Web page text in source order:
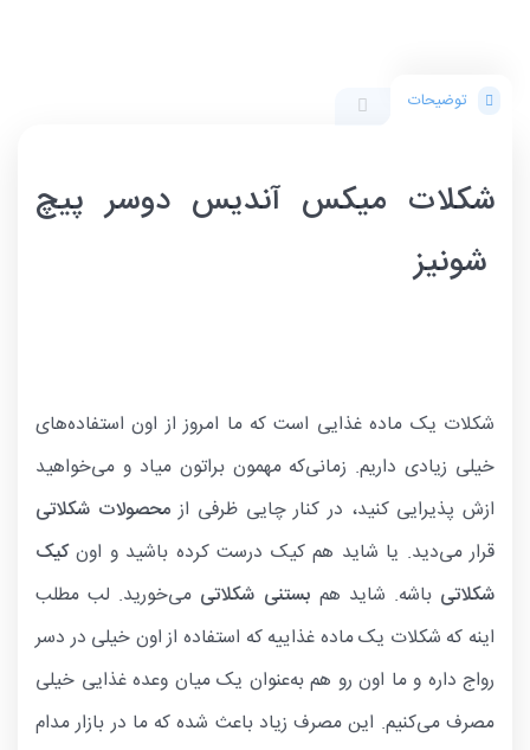
توضیحات
شکلات میکس آندیس دوسر پیچ
شونیز
شکلات یک ماده غذایی است که ما امروز از اون استفاده‌های
خیلی زیادی داریم. زمانی‌که مهمون براتون میاد و می‌خواهید
ازش پذیرایی کنید، در کنار چایی ظرفی از محصولات شکلاتی
قرار می‌دید. یا شاید هم کیک درست کرده باشید و اونکیک
شکلاتی باشه. شاید هم بستنی شکلاتی می‌خورید. لب مطلب
اینه که شکلات یک ماده غذاییه که استفاده از اون خیلی در دسر
رواج داره و ما اون رو هم به‌عنوان یک میان وعده غذایی خیلی
مصرف می‌کنیم. این مصرف زیاد باعث شده که ما در بازار مدام